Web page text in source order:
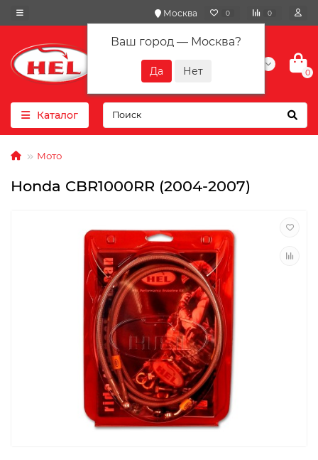
Москва
Ваш город — Москва?
0 0
+7(901) 417-10-01
0
Каталог
Мото
Honda CBR1000RR (2004-2007)